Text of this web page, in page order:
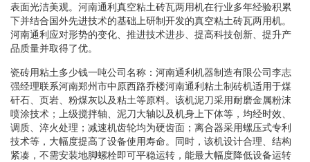
表面光洁美观。河南通利真空粘土砖瓦两用机在行业多年经验积累
下并结合国外先进技术的基础上研制开发的真空粘土砖瓦两用机。
河南通利应对形势的变化、推进技术进步、提高科技创新、提升产
品质量并取得了优。
瓷砖用粘土多少钱一吨公司名称：河南通利机器制造有限公司李志
强经理联系河南郑州市中原西路乔楼河南通利粘土制砖机适用于煤
矸石、页岩、粉煤灰以及粘土等原料。该机泥刀采用耐磨金属粉沫
喷涂技术；上级搅拌轴、泥刀大轴以及机身上下体等，均经时效、
调质、淬火处理；减速机齿轮均为硬齿面；离合器采用螺压式专利
技术等，大幅度提高了设备使用寿命。同时，该机设计合理、结构
紧凑，不需安装地脚螺栓即可平稳运转，能最大幅度降低设备运转